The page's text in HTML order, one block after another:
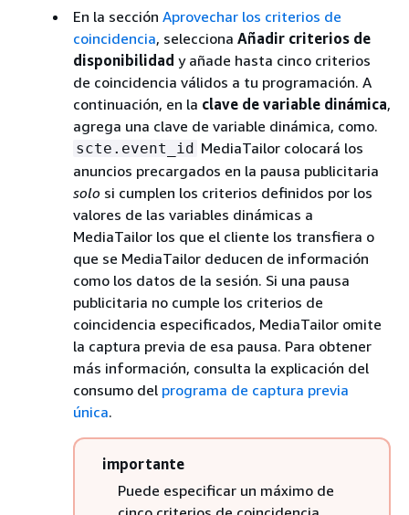
En la sección Aprovechar los criterios de
coincidencia, selecciona Añadir criterios de
disponibilidad y añade hasta cinco criterios
de coincidencia válidos a tu programación. A
continuación, en la clave de variable dinámica,
agrega una clave de variable dinámica, como.
scte.event_id MediaTailor colocará los
anuncios precargados en la pausa publicitaria
solo si cumplen los criterios definidos por los
valores de las variables dinámicas a
MediaTailor los que el cliente los transfiera o
que se MediaTailor deducen de información
como los datos de la sesión. Si una pausa
publicitaria no cumple los criterios de
coincidencia especificados, MediaTailor omite
la captura previa de esa pausa. Para obtener
más información, consulta la explicación del
consumo del programa de captura previa
única.
importante
Puede especificar un máximo de